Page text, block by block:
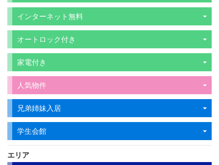
インターネット無料
オートロック付き
家電付き
人気物件
兄弟姉妹入居
学生会館
エリア